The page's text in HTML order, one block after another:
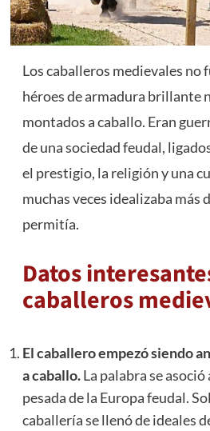
Los caballeros medievales no
héroes de armadura brillante
montados a caballo. Eran
de una sociedad feudal,
el prestigio, la religión y una
muchas veces idealizaba más
permitía.
Datos
caballeros
El caballero empezó siendo
a caballo.La palabra se asoció
pesada de la Europa feudal.
caballería se llenó de ideales